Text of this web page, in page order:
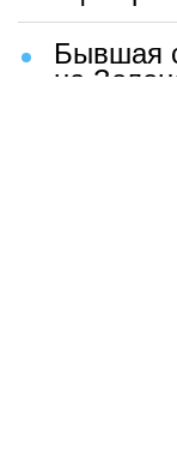
Бывшая
на